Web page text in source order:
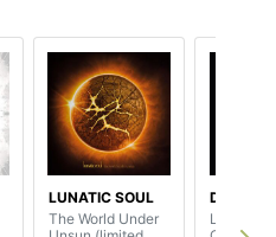
LUNATIC SOUL
The World Under
DAVID
Live At